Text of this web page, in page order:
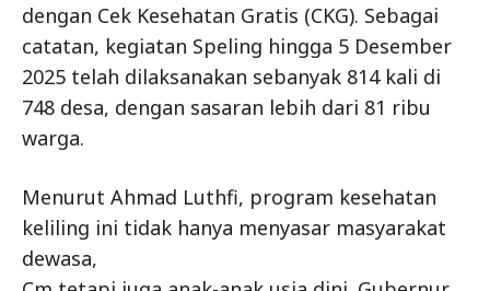
dengan Cek Kesehatan Gratis (CKG). Sebagai
catatan, kegiatan Speling hingga 5 Desember
2025 telah dilaksanakan sebanyak 814 kali di
748 desa, dengan sasaran lebih dari 81 ribu
warga.
Menurut Ahmad Luthfi, program kesehatan
keliling ini tidak hanya menyasar masyarakat
dewasa,